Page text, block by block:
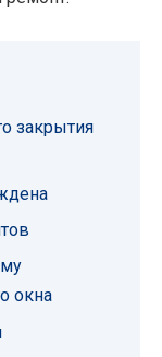
закрытия
окна